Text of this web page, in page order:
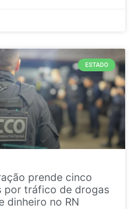
ESTADO
prende cinco
por tráfico de drogas
dinheiro no RN